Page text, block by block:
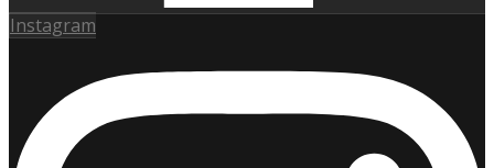
Instagram